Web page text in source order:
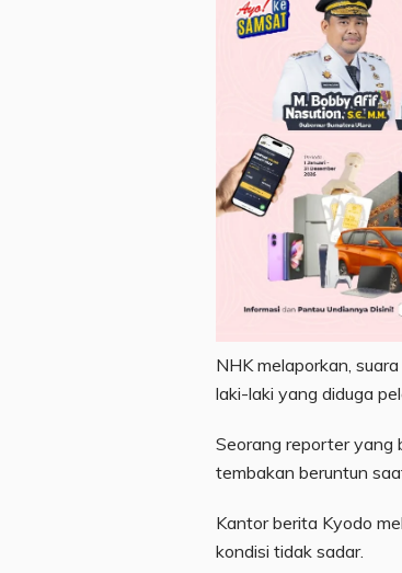
NHK melaporkan,
laki-laki yang diduga
Seorang reporter yang
tembakan beruntun
Kantor berita Kyodo
kondisi tidak sadar.